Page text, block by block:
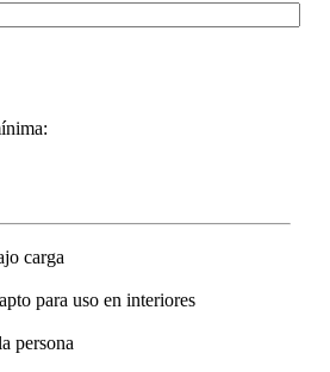
carga
para uso en interiores
persona